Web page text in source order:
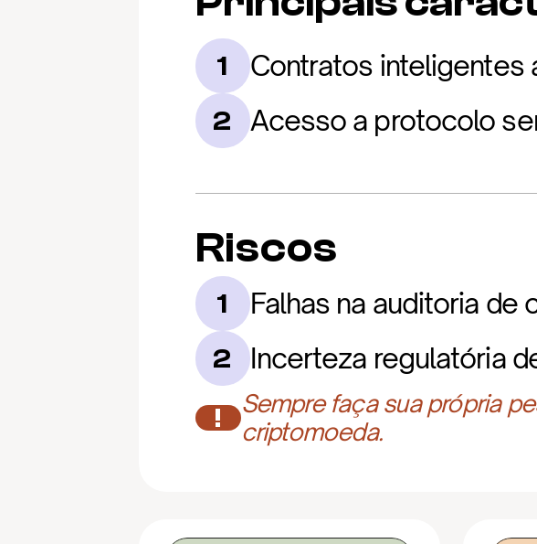
1 Contratos inteligentes
2 Acesso a protocolo
Riscos
1 Falhas na auditoria
2 Incerteza regulatória
!
Sempre faça sua própria
criptomoeda.